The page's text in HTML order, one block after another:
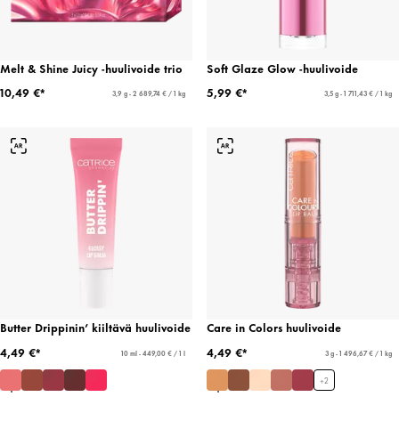
Melt & Shine Juicy -huulivoide trio
10,49 €*
3,9 g - 2 689,74 € / 1 kg
Soft Glaze Glow -huulivoide
5,99 €*
3,5 g - 1 711,43 € / 1 kg
Butter Drippinin’ kiiltävä huulivoide
4,49 €*
10 ml - 449,00 € / 1 l
Care in Colors huulivoide
4,49 €*
3 g - 1 496,67 € / 1 kg
+2